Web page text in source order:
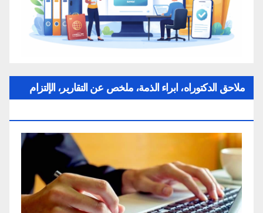
ملاحق الدكتوراه، ابراء الذمة، ملخص عن التقارير، الإلتزام